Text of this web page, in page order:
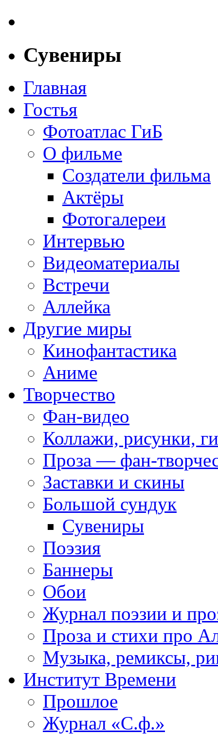
Сувениры
Главная
Гостья
Фотоатлас ГиБ
О фильме
Создатели фильма
Актёры
Фотогалереи
Интервью
Видеоматериалы
Встречи
Аллейка
Другие миры
Кинофантастика
Аниме
Творчество
Фан-видео
Коллажи, рисунки,
Проза — фан-
Заставки и скины
Большой сундук
Сувениры
Поэзия
Баннеры
Обои
Журнал поэзии и
Проза и стихи про
Музыка, ремиксы,
Институт Времени
Прошлое
Журнал «С.ф.»